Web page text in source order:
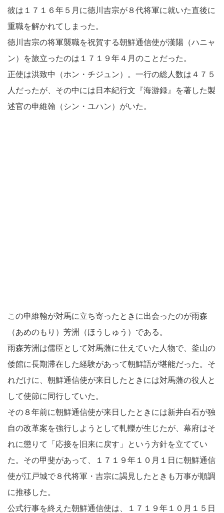
彼は１７１６年５月に徳川吉宗が８代将軍に就いた直後に
重職を解かれてしまった。
徳川吉宗の将軍襲職を祝賀する朝鮮通信使が漢陽（ハニャ
ン）を旅立ったのは１７１９年４月のことだった。
正使は洪致中（ホン・チジュン）。一行の総人数は４７５
人だったが、その中には日本紀行文『海游録』を著した製
述官の申維翰（シン・ユハン）がいた。
この申維翰が対馬に立ち寄ったときに出会ったのが雨森
（あめのもり）芳洲（ほうしゅう）である。
雨森芳洲は儒臣として対馬藩に仕えていた人物で、釜山の
倭館に長期滞在した経験があって朝鮮語が堪能だった。そ
れだけに、朝鮮通信使が来日したときには対馬藩の役人と
して使節に同行していた。
その８年前に朝鮮通信使が来日したときには新井白石が独
自の改革案を強行しようとして軋轢が生じたが、幕府はそ
れに懲りて「応接を旧来に戻す」という方針を立ててい
た。その甲斐があって、１７１９年１０月１日に朝鮮通信
使が江戸城で８代将軍・吉宗に謁見したときも万事が順調
に推移した。
公式行事を終えた朝鮮通信使は、１７１９年１０月１５日